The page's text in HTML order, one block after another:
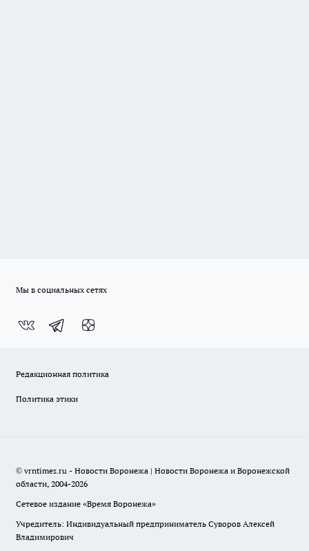
Мы в социальных сетях
Редакционная политика
Политика этики
© vrntimes.ru - Новости Воронежа | Новости Воронежа и Воронежской
области, 2004-2026
Сетевое издание «Время Воронежа»
Учредитель: Индивидуальный предприниматель Суворов Алексей
Владимирович